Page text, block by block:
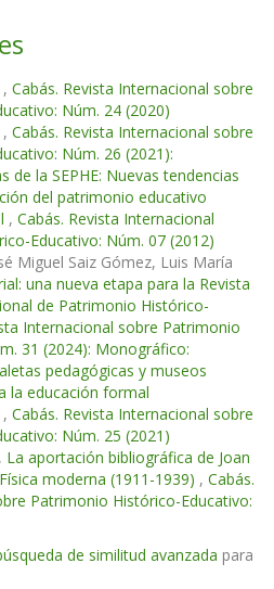
, Cabás. Revista Internacional sobre
Núm. 24 (2020)
, Cabás. Revista Internacional sobre
Núm. 26 (2021):
de la SEPHE: Nuevas tendencias
del patrimonio educativo
, Cabás. Revista Internacional
Educativo: Núm. 07 (2012)
Miguel Saiz Gómez, Luis María
una nueva etapa para la Revista
de Patrimonio Histórico-
Internacional sobre Patrimonio
31 (2024): Monográfico:
pedagógicas y museos
la educación formal
, Cabás. Revista Internacional sobre
Núm. 25 (2021)
La aportación bibliográfica de Joan
moderna (1911-1939) , Cabás.
Patrimonio Histórico-Educativo:
de similitud avanzada para